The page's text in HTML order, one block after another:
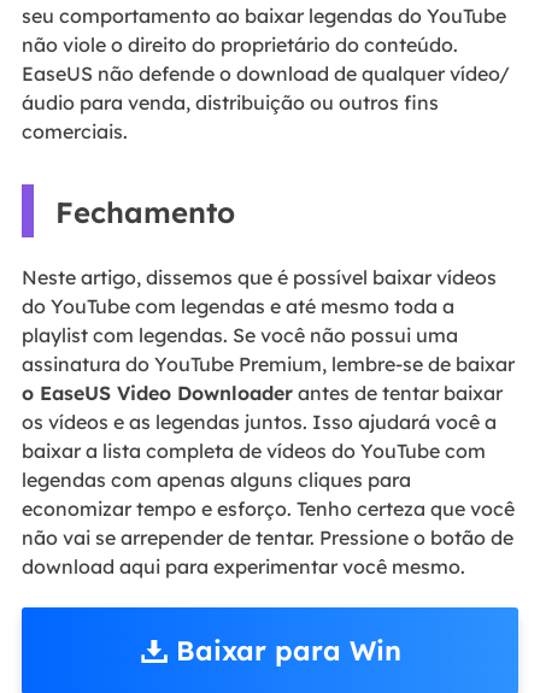
seu comportamento ao baixar legendas do YouTube
não viole o direito do proprietário do conteúdo.
EaseUS não defende o download de qualquer vídeo/
áudio para venda, distribuição ou outros fins
comerciais.
Fechamento
Neste artigo, dissemos que é possível baixar vídeos
do YouTube com legendas e até mesmo toda a
playlist com legendas. Se você não possui uma
assinatura do YouTube Premium, lembre-se de baixar
o EaseUS Video Downloaderantes de tentar baixar
os vídeos e as legendas juntos. Isso ajudará você a
baixar a lista completa de vídeos do YouTube com
legendas com apenas alguns cliques para
economizar tempo e esforço. Tenho certeza que você
não vai se arrepender de tentar. Pressione o botão de
download aqui para experimentar você mesmo.
Baixar para Win